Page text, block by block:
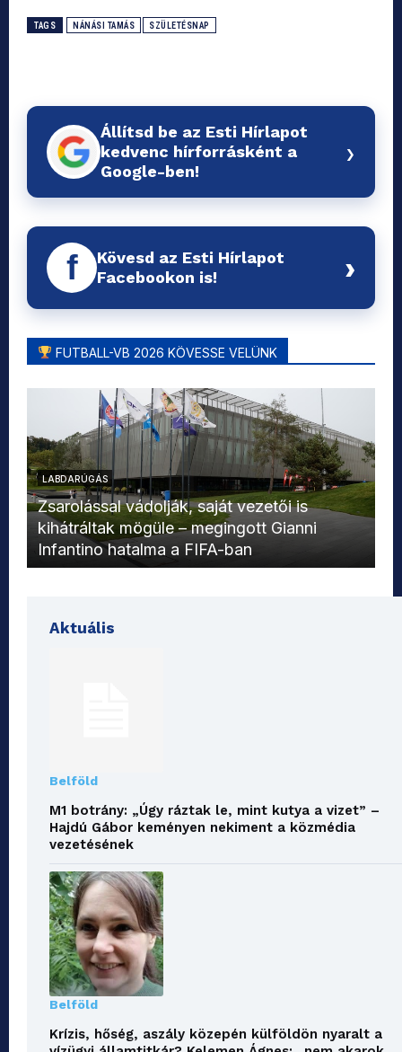
TAGS NÁNÁSI TAMÁS SZÜLETÉSNAP
Állítsd be az Esti Hírlapot
kedvenc hírforrásként a
Google-ben!
›
f
Kövesd az Esti Hírlapot
Facebookon is!
›
FUTBALL-VB 2026 KÖVESSE VELÜNK
LABDARÚGÁS
Zsarolással vádolják, saját vezetői is
kihátráltak mögüle – megingott Gianni
Infantino hatalma a FIFA-ban
Aktuális
Belföld
M1 botrány: „Úgy ráztak le, mint kutya a vizet” –
Hajdú Gábor keményen nekiment a közmédia
vezetésének
Belföld
Krízis, hőség, aszály közepén külföldön nyaralt a